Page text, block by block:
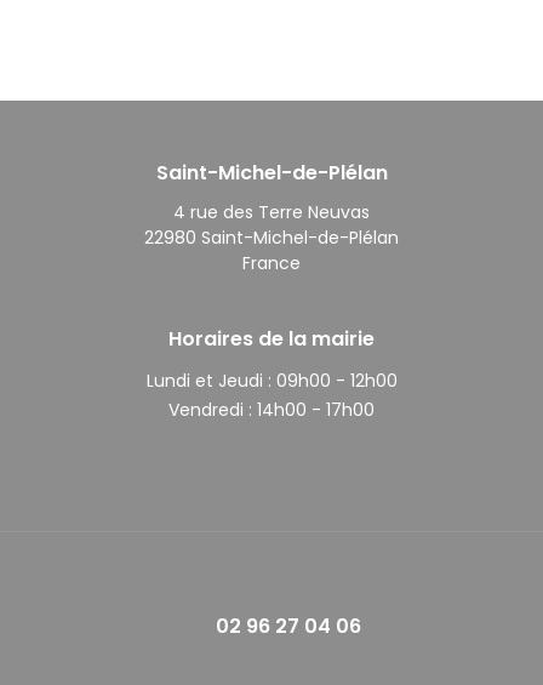
Saint-Michel-de-Plélan
4 rue des Terre Neuvas
22980 Saint-Michel-de-Plélan
France
Horaires de la mairie
Lundi et Jeudi : 09h00 - 12h00
Vendredi : 14h00 - 17h00
02 96 27 04 06